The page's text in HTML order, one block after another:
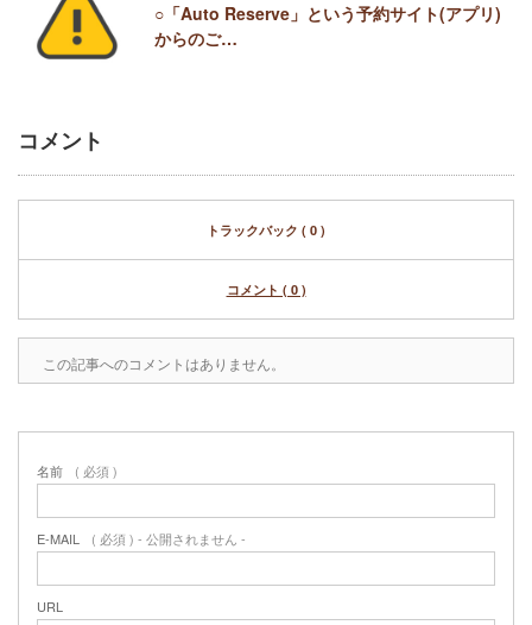
○「Auto Reserve」という予約サイト(アプリ)
からのご…
コメント
トラックバック ( 0 )
コメント ( 0 )
この記事へのコメントはありません。
名前 ( 必須 )
E-MAIL ( 必須 ) - 公開されません -
URL